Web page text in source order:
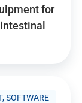
for
SOFTWARE